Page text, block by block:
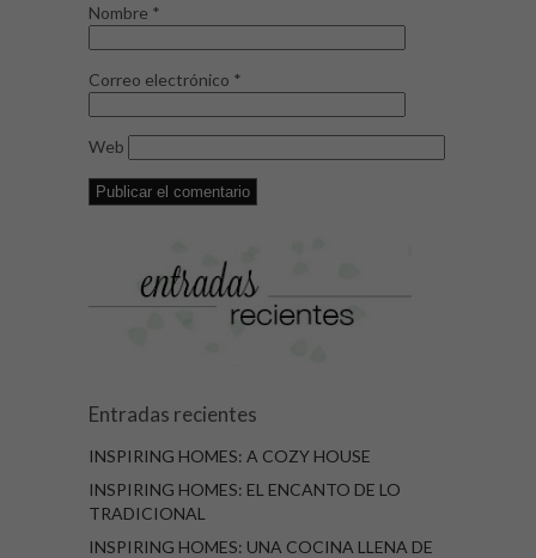
Nombre *
Correo electrónico *
Web
Entradas recientes
INSPIRING HOMES: A COZY HOUSE
INSPIRING HOMES: EL ENCANTO DE LO
TRADICIONAL
INSPIRING HOMES: UNA COCINA LLENA DE